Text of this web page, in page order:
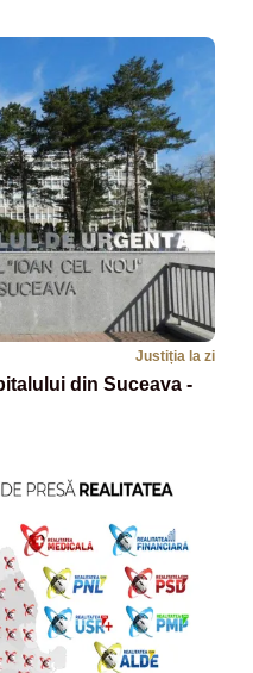
Justiția la zi
din Suceava -